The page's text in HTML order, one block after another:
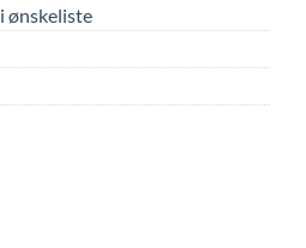
ønskeliste